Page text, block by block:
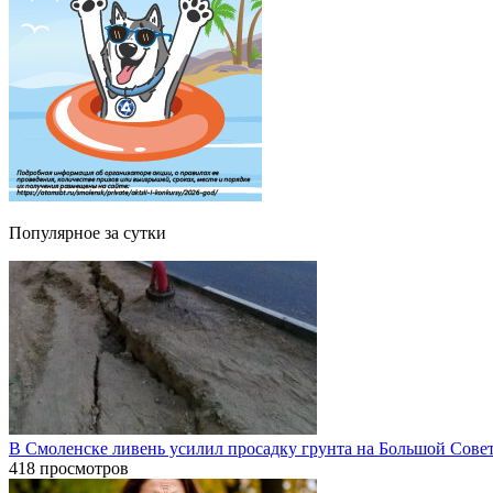
Популярное за сутки
В Смоленске ливень усилил просадку грунта на Большой
418 просмотров